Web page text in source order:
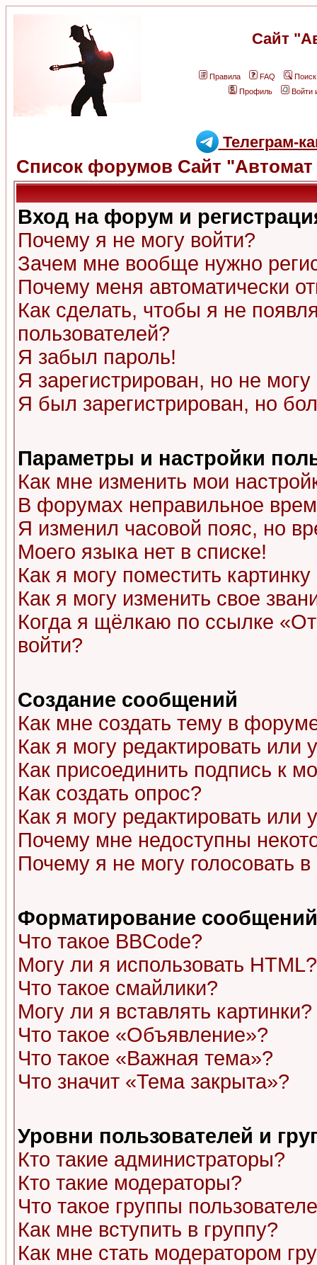
Сайт
Правила FAQ
Поиск
Профиль
Войти
Телеграм-
Список форумов Сайт "Автомат
Вход на форум и
Почему я не могу войти?
Зачем мне вообще нужно
Почему меня автоматически
Как сделать, чтобы я не
пользователей?
Я забыл пароль!
Я зарегистрирован, но не могу
Я был зарегистрирован, но
Параметры и настройки
Как мне изменить мои
В форумах неправильное
Я изменил часовой пояс, но
Моего языка нет в списке!
Как я могу поместить
Как я могу изменить свое
Когда я щёлкаю по ссылке
войти?
Создание сообщений
Как мне создать тему в
Как я могу редактировать или
Как присоединить подпись к
Как создать опрос?
Как я могу редактировать или
Почему мне недоступны
Почему я не могу голосовать
Форматирование
Что такое BBCode?
Могу ли я использовать HTML?
Что такое смайлики?
Могу ли я вставлять картинки?
Что такое «Объявление»?
Что такое «Важная тема»?
Что значит «Тема закрыта»?
Уровни пользователей и
Кто такие администраторы?
Кто такие модераторы?
Что такое группы
Как мне вступить в группу?
Как мне стать модератором